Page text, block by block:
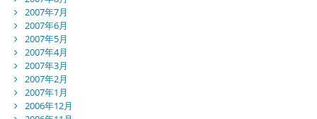
2007年7月
2007年6月
2007年5月
2007年4月
2007年3月
2007年2月
2007年1月
2006年12月